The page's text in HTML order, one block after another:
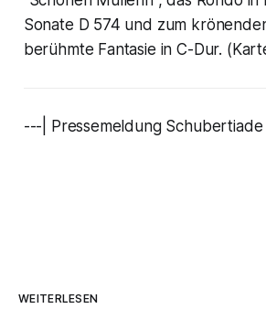
Sonate D 574 und zum
berühmte Fantasie in C-Dur.
---| Pressemeldung
WEITERLESEN